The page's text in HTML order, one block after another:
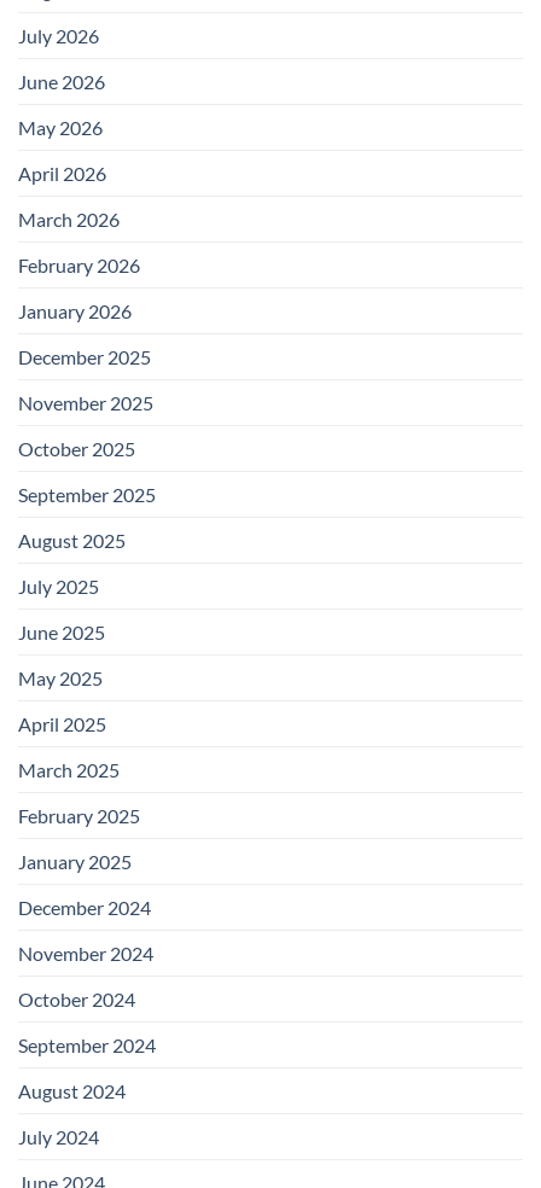
July 2026
June 2026
May 2026
April 2026
March 2026
February 2026
January 2026
December 2025
November 2025
October 2025
September 2025
August 2025
July 2025
June 2025
May 2025
April 2025
March 2025
February 2025
January 2025
December 2024
November 2024
October 2024
September 2024
August 2024
July 2024
June 2024